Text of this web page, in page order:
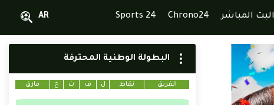
البث المباشر Chrono24
Sports 24
AR
البطولة الوطنية المحترفة
الفريق نقاط ل ف ت خ فارق